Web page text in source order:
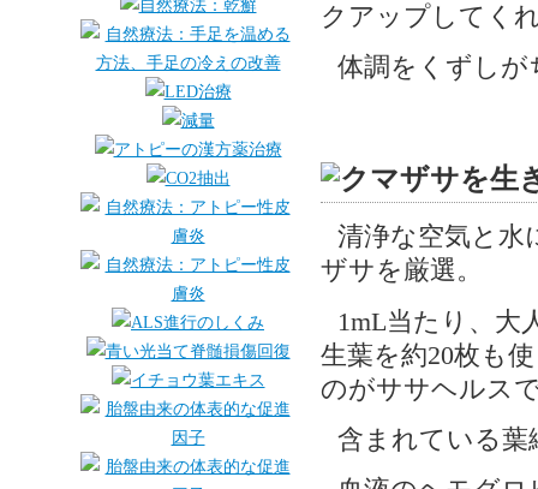
クアップしてく
体調をくずしが
清浄な空気と水
ザサを厳選。
1mL当たり、大
生葉を約20枚も
のがササヘルス
含まれている葉